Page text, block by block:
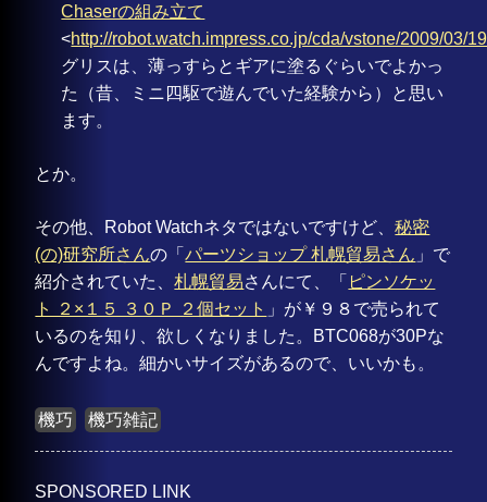
Chaserの組み立て
<http://robot.watch.impress.co.jp/cda/vstone/2009/03/
グリスは、薄っすらとギアに塗るぐらいでよかっ
た（昔、ミニ四駆で遊んでいた経験から）と思い
ます。
とか。
その他、Robot Watchネタではないですけど、秘密
(の)研究所さんの「パーツショップ 札幌貿易さん 」で
紹介されていた、札幌貿易さんにて、「 ピンソケッ
ト ２×１５ ３０Ｐ ２個セット 」が￥９８で売られて
いるのを知り、欲しくなりました。BTC068が30Pな
んですよね。細かいサイズがあるので、いいかも。
機巧 機巧雑記
SPONSORED LINK